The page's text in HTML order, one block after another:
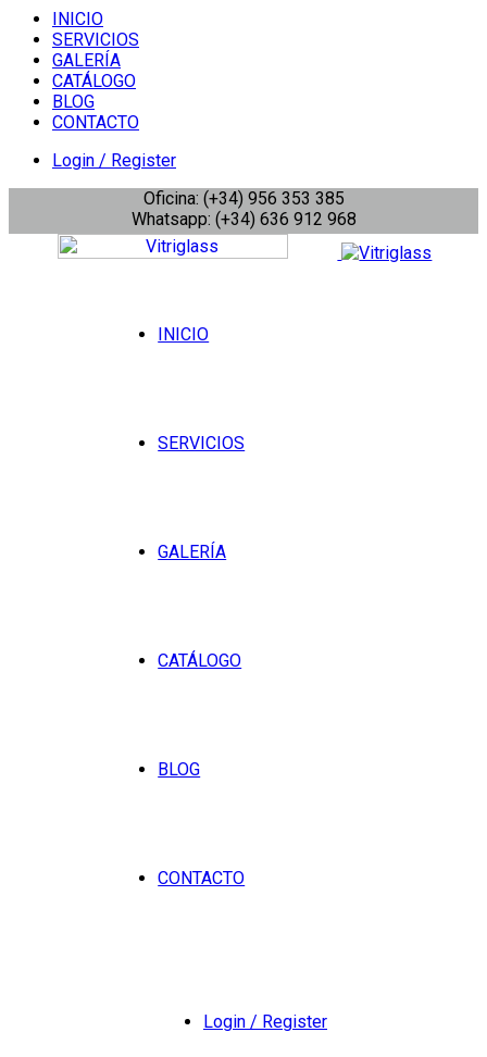
INICIO
SERVICIOS
GALERÍA
CATÁLOGO
BLOG
CONTACTO
Login / Register
Oficina: (+34) 956 353 385
Whatsapp: (+34) 636 912 968
INICIO
SERVICIOS
GALERÍA
CATÁLOGO
BLOG
CONTACTO
Login / Register